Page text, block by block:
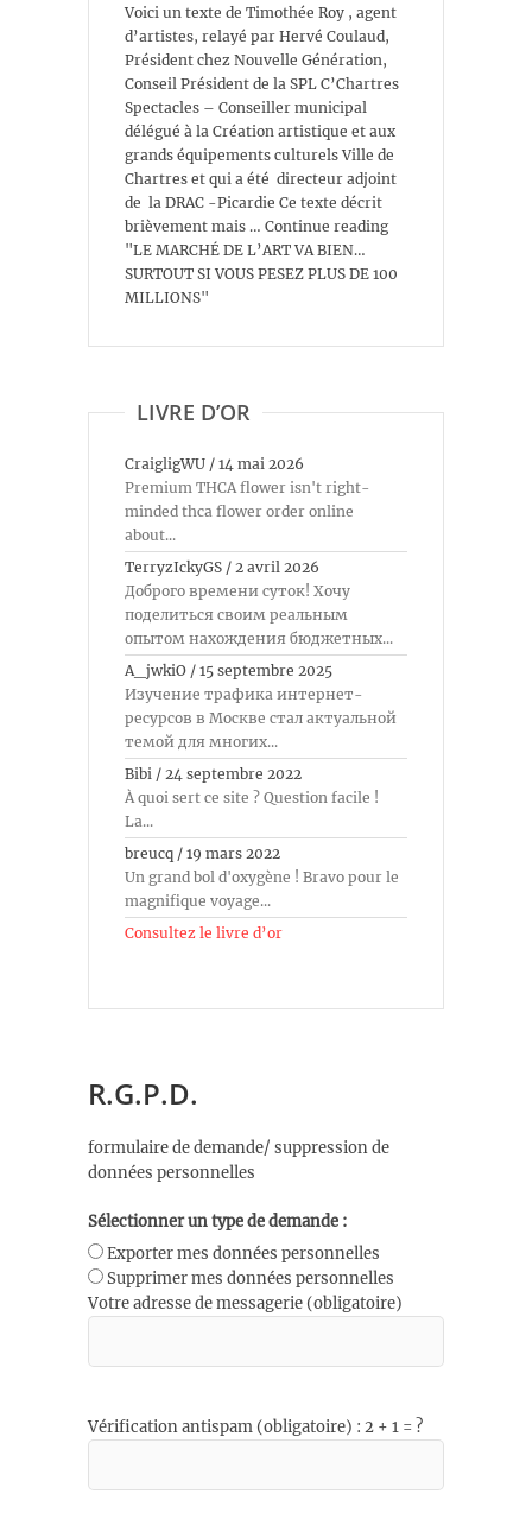
Voici un texte de Timothée Roy , agent
d’artistes, relayé par Hervé Coulaud,
Président chez Nouvelle Génération,
Conseil Président de la SPL C’Chartres
Spectacles – Conseiller municipal
délégué à la Création artistique et aux
grands équipements culturels Ville de
Chartres et qui a été directeur adjoint
de la DRAC -Picardie Ce texte décrit
brièvement mais … Continue reading
"LE MARCHÉ DE L’ART VA BIEN…
SURTOUT SI VOUS PESEZ PLUS DE 100
MILLIONS"
LIVRE D’OR
CraigligWU / 14 mai 2026
Premium THCA flower isn't right-
minded thca flower order online
about...
TerryzIckyGS / 2 avril 2026
Доброго времени суток! Хочу
поделиться своим реальным
опытом нахождения бюджетных...
A_jwkiO / 15 septembre 2025
Изучение трафика интернет-
ресурсов в Москве стал актуальной
темой для многих...
Bibi / 24 septembre 2022
À quoi sert ce site ? Question facile !
La...
breucq / 19 mars 2022
Un grand bol d'oxygène ! Bravo pour le
magnifique voyage...
Consultez le livre d’or
R.G.P.D.
formulaire de demande/ suppression de
données personnelles
Sélectionner un type de demande :
Exporter mes données personnelles
Supprimer mes données personnelles
Votre adresse de messagerie (obligatoire)
Vérification antispam (obligatoire) : 2 + 1 = ?